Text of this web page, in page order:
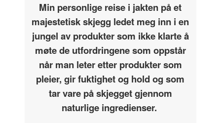
Min personlige reise i jakten på et
majestetisk skjegg ledet meg inn i en
jungel av produkter som ikke klarte å
møte de utfordringene som oppstår
når man leter etter produkter som
pleier, gir fuktighet og hold og som
tar vare på skjegget gjennom
naturlige ingredienser.